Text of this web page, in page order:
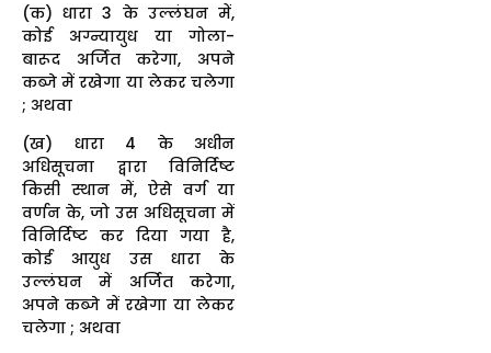
(क) धारा 3 के उल्लंघन में,
कोई अग्न्यायुध या गोला-
बारूद अर्जित करेगा, अपने
कब्जे में रखेगा या लेकर चलेगा
; अथवा
(ख) धारा 4 के अधीन
अधिसूचना द्वारा विनिर्दिष्ट
किसी स्थान में, ऐसे वर्ग या
वर्णन के, जो उस अधिसूचना में
विनिर्दिष्ट कर दिया गया है,
कोई आयुध उस धारा के
उल्लंघन में अर्जित करेगा,
अपने कब्जे में रखेगा या लेकर
चलेगा ; अथवा